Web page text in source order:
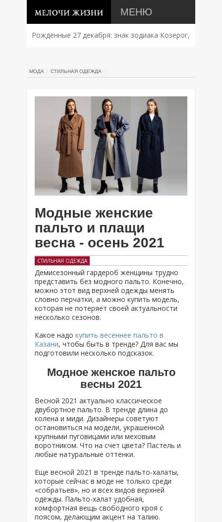
МЕНЮ
Рожденные 27 декабря: знак зодиака Козерог,
МОДА СТИЛЬНАЯ ОДЕЖДА
Модные женские
пальто и плащи
весна - осень 2021
СТИЛЬНАЯ ОДЕЖДА
Демисезонный гардероб женщины трудно
представить без модного пальто. Конечно,
можно этот вид верхней одежды менять
словно перчатки, а можно купить модель,
которая не потеряет своей актуальности
несколько сезонов.
Какое надо купить весеннее пальто в
Казани, чтобы быть в тренде? Для вас мы
подготовили несколько подсказок.
Модное женское пальто
весны 2021
Весной 2021 актуально классическое
двубортное пальто. В тренде длина до
колена и миди. Дизайнеры советуют
остановиться на модели, украшенной
крупными пуговицами или меховым
воротником. Что на счет цвета? Пастель и
любые натуральные оттенки.
Еще весной 2021 в тренде пальто-халаты,
которые сейчас в моде не только среди
«собратьев», но и всех видов верхней
одежды. Пальто-халат удобная,
комфортная вещь свободного кроя с
поясом, делающим акцент на талию.